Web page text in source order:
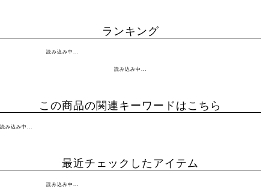
ランキング
読み込み中...
読み込み中...
この商品の関連キーワードはこちら
読み込み中...
最近チェックしたアイテム
読み込み中...